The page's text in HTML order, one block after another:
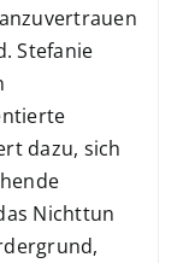
Stefanie
dazu, sich
Nichttun